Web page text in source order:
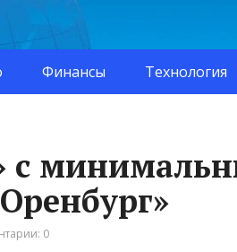
Финансы Технология
с
0